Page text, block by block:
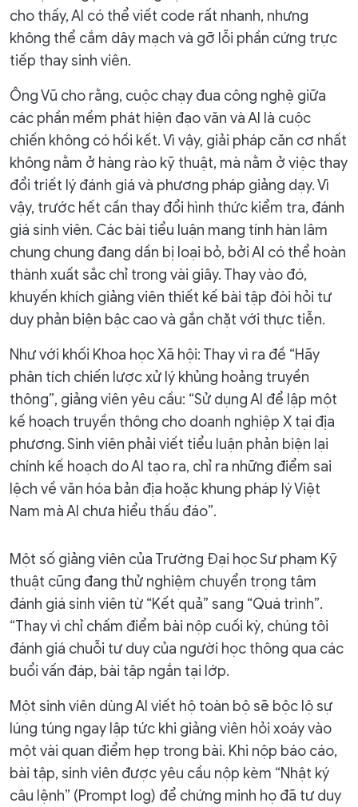
cho thấy, AI có thể viết code rất nhanh, nhưng
không thể cắm dây mạch và gỡ lỗi phần cứng trực
tiếp thay sinh viên.
Ông Vũ cho rằng, cuộc chạy đua công nghệ giữa
các phần mềm phát hiện đạo văn và AI là cuộc
chiến không có hồi kết. Vì vậy, giải pháp căn cơ nhất
không nằm ở hàng rào kỹ thuật, mà nằm ở việc thay
đổi triết lý đánh giá và phương pháp giảng dạy. Vì
vậy, trước hết cần thay đổi hình thức kiểm tra, đánh
giá sinh viên. Các bài tiểu luận mang tính hàn lâm
chung chung đang dần bị loại bỏ, bởi AI có thể hoàn
thành xuất sắc chỉ trong vài giây. Thay vào đó,
khuyến khích giảng viên thiết kế bài tập đòi hỏi tư
duy phản biện bậc cao và gắn chặt với thực tiễn.
Như với khối Khoa học Xã hội: Thay vì ra đề “Hãy
phân tích chiến lược xử lý khủng hoảng truyền
thông”, giảng viên yêu cầu: “Sử dụng AI để lập một
kế hoạch truyền thông cho doanh nghiệp X tại địa
phương. Sinh viên phải viết tiểu luận phản biện lại
chính kế hoạch do AI tạo ra, chỉ ra những điểm sai
lệch về văn hóa bản địa hoặc khung pháp lý Việt
Nam mà AI chưa hiểu thấu đáo”.
Một số giảng viên của Trường Đại học Sư phạm Kỹ
thuật cũng đang thử nghiệm chuyển trọng tâm
đánh giá sinh viên từ “Kết quả” sang “Quá trình”.
“Thay vì chỉ chấm điểm bài nộp cuối kỳ, chúng tôi
đánh giá chuỗi tư duy của người học thông qua các
buổi vấn đáp, bài tập ngắn tại lớp.
Một sinh viên dùng AI viết hộ toàn bộ sẽ bộc lộ sự
lúng túng ngay lập tức khi giảng viên hỏi xoáy vào
một vài quan điểm hẹp trong bài. Khi nộp báo cáo,
bài tập, sinh viên được yêu cầu nộp kèm “Nhật ký
câu lệnh” (Prompt log) để chứng minh họ đã tư duy